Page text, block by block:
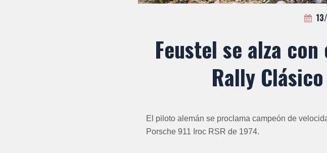
Feustel se alza
Rally
El piloto alemán se proclama campeón de
Porsche 911 Iroc RSR de 1974.